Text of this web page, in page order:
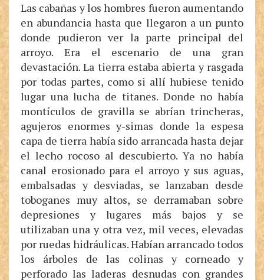
Las cabañas y los hombres fueron aumentando
en abundancia hasta que llegaron a un punto
donde pudieron ver la parte principal del
arroyo. Era el escenario de una gran
devastación. La tierra estaba abierta y rasgada
por todas partes, como si allí hubiese tenido
lugar una lucha de titanes. Donde no había
montículos de gravilla se abrían trincheras,
agujeros enormes y-simas donde la espesa
capa de tierra había sido arrancada hasta dejar
el lecho rocoso al descubierto. Ya no había
canal erosionado para el arroyo y sus aguas,
embalsadas y desviadas, se lanzaban desde
toboganes muy altos, se derramaban sobre
depresiones y lugares más bajos y se
utilizaban una y otra vez, mil veces, elevadas
por ruedas hidráulicas. Habían arrancado todos
los árboles de las colinas y corneado y
perforado las laderas desnudas con grandes